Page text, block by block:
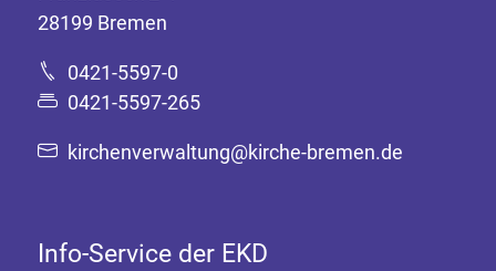
28199 Bremen
0421-5597-0
0421-5597-265
kirchenverwaltung@kirche-bremen.de
Info-Service der EKD